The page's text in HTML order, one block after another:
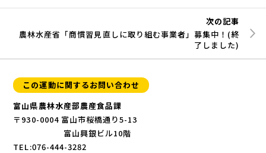
次の記事
農林水産省「商慣習見直しに取り組む事業者」募集中！(終
了しました)
この運動に関するお問い合わせ
富山県農林水産部農産食品課
〒930-0004 富山市桜橋通り5-13
富山興銀ビル10階
TEL:076-444-3282